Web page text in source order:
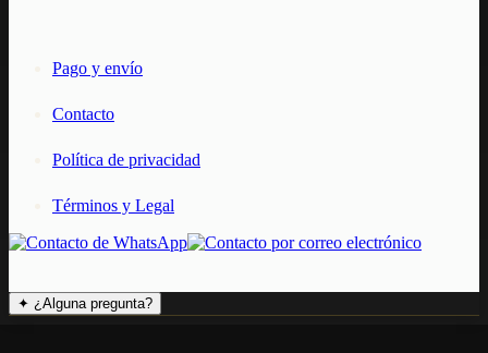
Pago y envío
Contacto
Política de privacidad
Términos y Legal
✦ ¿Alguna pregunta?